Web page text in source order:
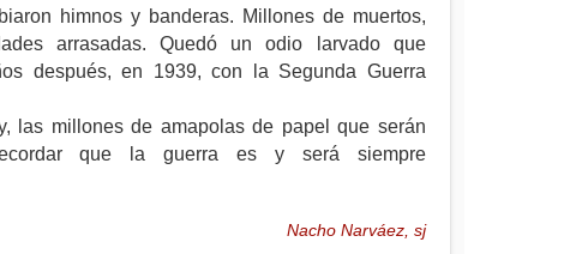
himnos y banderas. Millones de muertos,
arrasadas. Quedó un odio larvado que
después, en 1939, con la Segunda Guerra
las millones de amapolas de papel que serán
que la guerra es y será siempre
Nacho Narváez, sj